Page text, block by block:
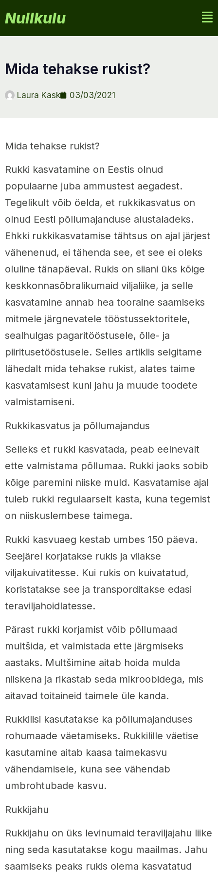
Nullkulu
mida tehakse rukist?
Laura Kask 03/03/2021
Mida tehakse rukist?
Rukki kasvatamine on Eestis olnud
populaarne juba ammustest aegadest.
Tegelikult võib öelda, et rukkikasvatus on
olnud Eesti põllumajanduse alustaladeks.
Ehkki rukkikasvatamise tähtsus on ajal järjest
vähenenud, ei tähenda see, et see ei oleks
oluline tänapäeval. Rukis on siiani üks kõige
keskkonnasõbralikumaid viljaliike, ja selle
kasvatamine annab hea tooraine saamiseks
mitmele järgnevatele tööstussektoritele,
sealhulgas pagaritööstusele, õlle- ja
piiritusetööstusele. Selles artiklis selgitame
lähedalt mida tehakse rukist, alates taime
kasvatamisest kuni jahu ja muude toodete
valmistamiseni.
Rukkikasvatus ja põllumajandus
Selleks et rukki kasvatada, peab eelnevalt
ette valmistama põllumaa. Rukki jaoks sobib
kõige paremini niiske muld. Kasvatamise ajal
tuleb rukki regulaarselt kasta, kuna tegemist
on niiskuslembese taimega.
Rukki kasvuaeg kestab umbes 150 päeva.
Seejärel korjatakse rukis ja viiakse
viljakuivatitesse. Kui rukis on kuivatatud,
koristatakse see ja transporditakse edasi
teraviljahoidlatesse.
Pärast rukki korjamist võib põllumaad
multšida, et valmistada ette järgmiseks
aastaks. Multšimine aitab hoida mulda
niiskena ja rikastab seda mikroobidega, mis
aitavad toitaineid taimele üle kanda.
Rukkilisi kasutatakse ka põllumajanduses
rohumaade väetamiseks. Rukkilille väetise
kasutamine aitab kaasa taimekasvu
vähendamisele, kuna see vähendab
umbrohtubade kasvu.
Rukkijahu
Rukkijahu on üks levinumaid teraviljajahu liike
ning seda kasutatakse kogu maailmas. Jahu
saamiseks peaks rukis olema kasvatatud